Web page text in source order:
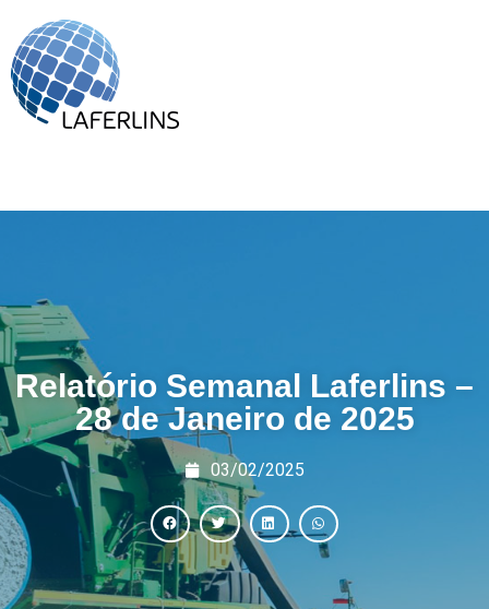
Relatório Semanal Laferlins –
28 de Janeiro de 2025
03/02/2025